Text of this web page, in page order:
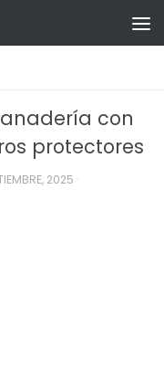
con
protectores
2025 ·